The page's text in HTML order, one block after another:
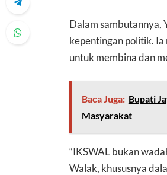
Dalam sambutannya,
kepentingan politik.
untuk membina dan
Baca Juga: Bupati
Masyarakat
“IKSWAL bukan
Walak, khususnya